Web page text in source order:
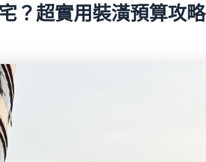
？超實用裝潢預算攻略